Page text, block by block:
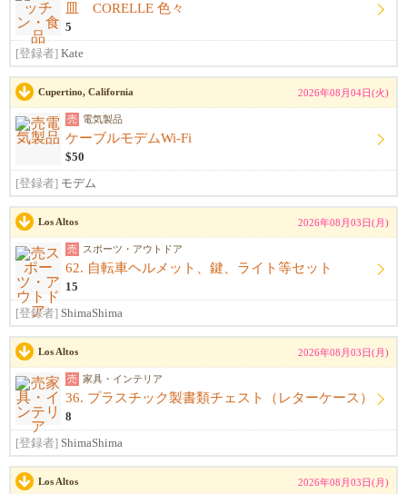
皿 CORELLE 色々
5
[登録者] Kate
Cupertino, California 2026年08月04日(火)
売 電気製品
ケーブルモデムWi-Fi
$50
[登録者] モデム
Los Altos 2026年08月03日(月)
売 スポーツ・アウトドア
62. 自転車ヘルメット、鍵、ライト等セット
15
[登録者] ShimaShima
Los Altos 2026年08月03日(月)
売 家具・インテリア
36. プラスチック製書類チェスト（レターケース）
8
[登録者] ShimaShima
Los Altos 2026年08月03日(月)